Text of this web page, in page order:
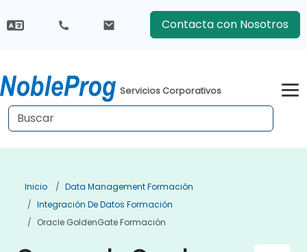
Contacta con Nosotros
Servicios Corporativos
Inicio
Data Management Formación
Integración De Datos Formación
Oracle GoldenGate Formación